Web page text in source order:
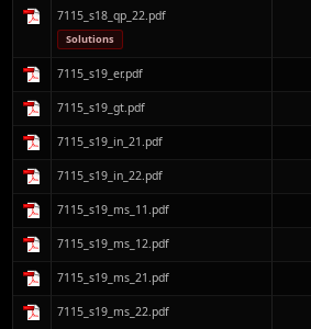
7115_s18_qp_22.pdf
Solutions
7115_s19_er.pdf
7115_s19_gt.pdf
7115_s19_in_21.pdf
7115_s19_in_22.pdf
7115_s19_ms_11.pdf
7115_s19_ms_12.pdf
7115_s19_ms_21.pdf
7115_s19_ms_22.pdf